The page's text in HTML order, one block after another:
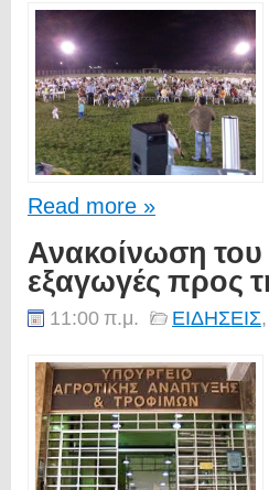
Read more »
Ανακοίνωση του
εξαγωγές προς
11:00 π.μ. ΕΙΔΗΣΕΙΣ,